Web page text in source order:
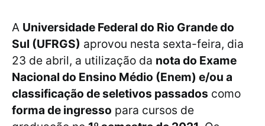
A Universidade Federal do Rio Grande do
Sul (UFRGS) aprovou nesta sexta-feira, dia
23 de abril, a utilização da nota do Exame
Nacional do Ensino Médio (Enem) e/ou a
classificação de seletivos passados como
forma de ingresso para cursos de